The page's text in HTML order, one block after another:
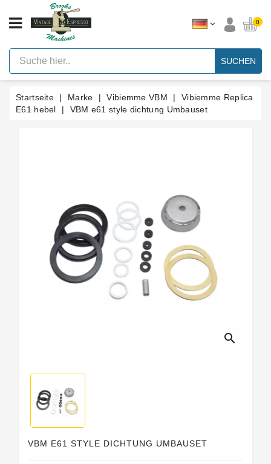
KATEGORIE
Vintage
Hebel
Espresso
Maschinen
Faema
E61
Kundenspezifische
Dichtungen
0
SUCHEN
Startseite Marke Vibiemme VBM
Vibiemme Replica
E61 hebel
VBM e61 style dichtung Umbauset
search
VBM E61 STYLE DICHTUNG UMBAUSET